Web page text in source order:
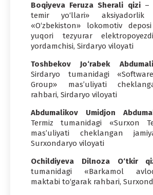
Boqiyeva Feruza Sherali qizi–
temir yo‘llari» aksiyadorlik
«O‘zbekiston» lokomotiv
yuqori tezyurar
yordamchisi, Sirdaryo viloyati
Toshbekov Jo‘rabek
Sirdaryo tumanidagi
Group» mas’uliyati
rahbari, Sirdaryo viloyati
Abdumalikov Umidjon
Termiz tumanidagi «Surxon
mas’uliyati cheklangan
Surxondaryo viloyati
Ochildiyeva Dilnoza O‘tkir
tumanidagi «Barkamol
maktabi to‘garak rahbari,